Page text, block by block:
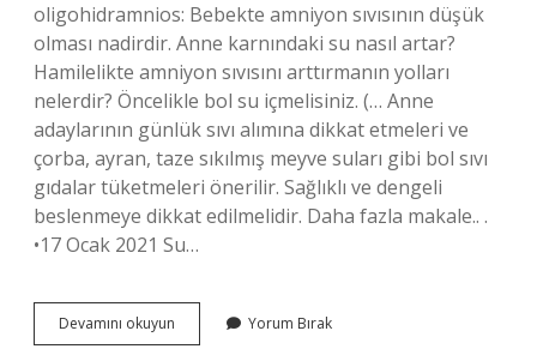
oligohidramnios: Bebekte amniyon sıvısının düşük
olması nadirdir. Anne karnındaki su nasıl artar?
Hamilelikte amniyon sıvısını arttırmanın yolları
nelerdir? Öncelikle bol su içmelisiniz. (… Anne
adaylarının günlük sıvı alımına dikkat etmeleri ve
çorba, ayran, taze sıkılmış meyve suları gibi bol sıvı
gıdalar tüketmeleri önerilir. Sağlıklı ve dengeli
beslenmeye dikkat edilmelidir. Daha fazla makale.. .
•17 Ocak 2021 Su…
Devamını okuyun
Karnındaki
Yorum Bırak